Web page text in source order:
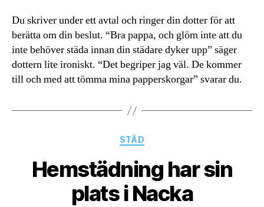
Du skriver under ett avtal och ringer din dotter för att
berätta om din beslut. “Bra pappa, och glöm inte att du
inte behöver städa innan din städare dyker upp” säger
dottern lite ironiskt. “Det begriper jag väl. De kommer
till och med att tömma mina papperskorgar” svarar du.
Kategorier
STÄD
Hemstädning har sin
plats i Nacka